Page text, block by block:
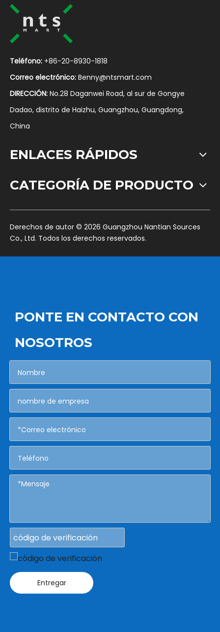
Teléfono: +86-20-8930-1818
Correo electrónico: Benny@ntsmart.com
DIRECCIÓN: No.28 Daganwei Road, al sur de Gongye
Dadao, distrito de Haizhu, Guangzhou, Guangdong,
China
ENLACES RÁPIDOS
CATEGORÍA DE PRODUCTO
​Derechos de autor © 2026 Guangzhou Nantian Sources
Co., Ltd. Todos los derechos reservados.
PONTE EN CONTACTO CON
NOSOTROS
Entregar